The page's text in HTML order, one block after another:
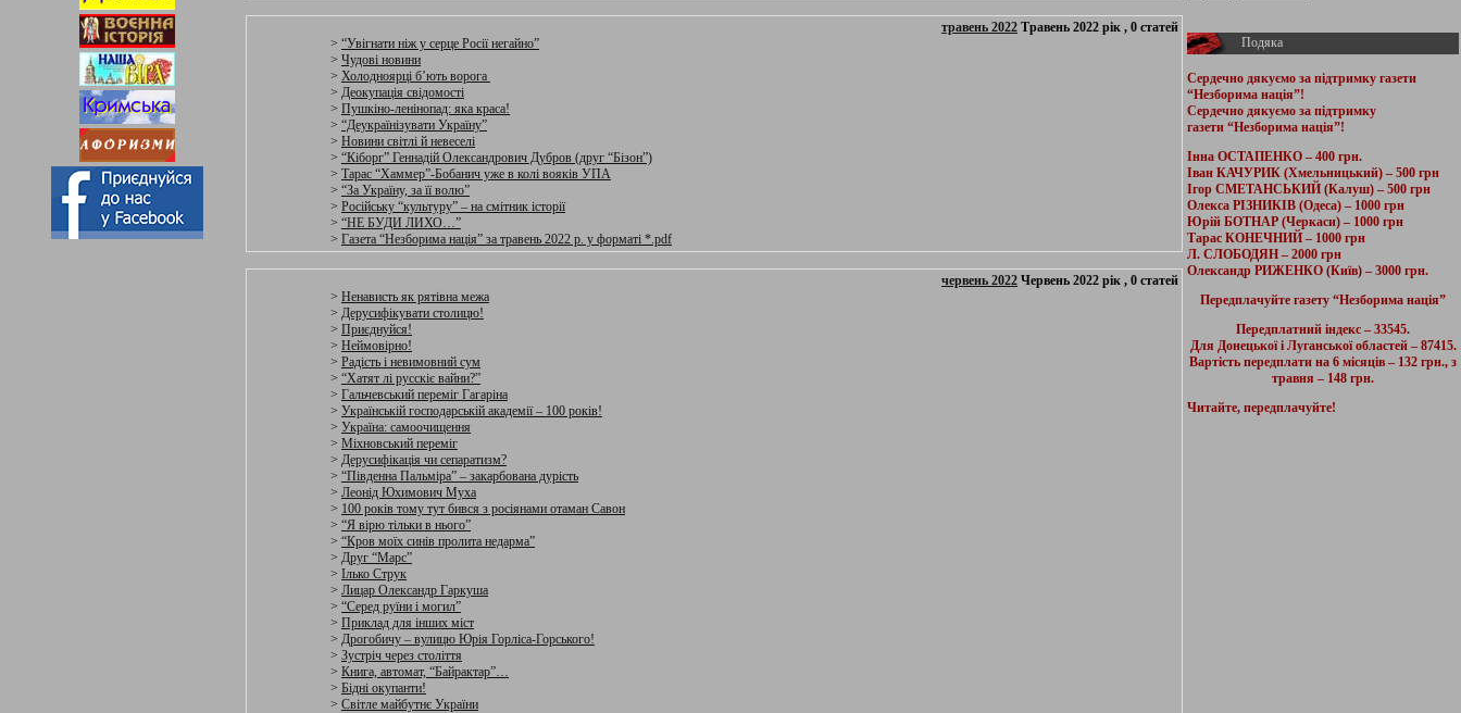
травень 2022 Травень 2022 рік , 0 статей
> “Увігнати ніж у серце Росії негайно”
> Чудові новини
> Холодноярці б’ють ворога
> Деокупація свідомості
> Пушкіно-ленінопад: яка краса!
> “Деукраїнізувати Україну”
> Новини світлі й невеселі
> “Кіборг” Геннадій Олександрович Дубров (друг “Бізон”)
> Тарас “Хаммер”-Бобанич уже в колі вояків УПА
> “За Україну, за її волю”
> Російську “культуру” – на смітник історії
> “НЕ БУДИ ЛИХО…”
> Газета “Незборима нація” за травень 2022 р. у форматі *.pdf
червень 2022 Червень 2022 рік , 0 статей
> Ненависть як рятівна межа
> Дерусифікувати столицю!
> Приєднуйся!
> Неймовірно!
> Радість і невимовний сум
> “Хатят лі русскіє вайни?”
> Гальчевський переміг Гагаріна
> Українській господарській академії – 100 років!
> Україна: самоочищення
> Міхновський переміг
> Дерусифікація чи сепаратизм?
> “Південна Пальміра” – закарбована дурість
> Леонід Юхимович Муха
> 100 років тому тут бився з росіянами отаман Савон
> “Я вірю тільки в нього”
> “Кров моїх синів пролита недарма”
> Друг “Марс”
> Ілько Струк
> Лицар Олександр Гаркуша
> “Серед руїни і могил”
> Приклад для інших міст
> Дрогобичу – вулицю Юрія Горліса-Горського!
> Зустріч через століття
> Книга, автомат, “Байрактар”…
> Бідні окупанти!
> Світле майбутнє України
Подяка
Сердечно дякуємо за підтримку газети
“Незборима нація”!
Сердечно дякуємо за підтримку
газети “Незборима нація”!
Інна ОСТАПЕНКО – 400 грн.
Іван КАЧУРИК (Хмельницький) – 500 грн
Ігор СМЕТАНСЬКИЙ (Калуш) – 500 грн
Олекса РІЗНИКІВ (Одеса) – 1000 грн
Юрій БОТНАР (Черкаси) – 1000 грн
Тарас КОНЕЧНИЙ – 1000 грн
Л. СЛОБОДЯН – 2000 грн
Олександр РИЖЕНКО (Київ) – 3000 грн.
Передплачуйте газету “Незборима нація”
Передплатний індекс – 33545.
Для Донецької і Луганської областей – 87415.
Вартість передплати на 6 місяців – 132 грн., з
травня – 148 грн.
Читайте, передплачуйте!